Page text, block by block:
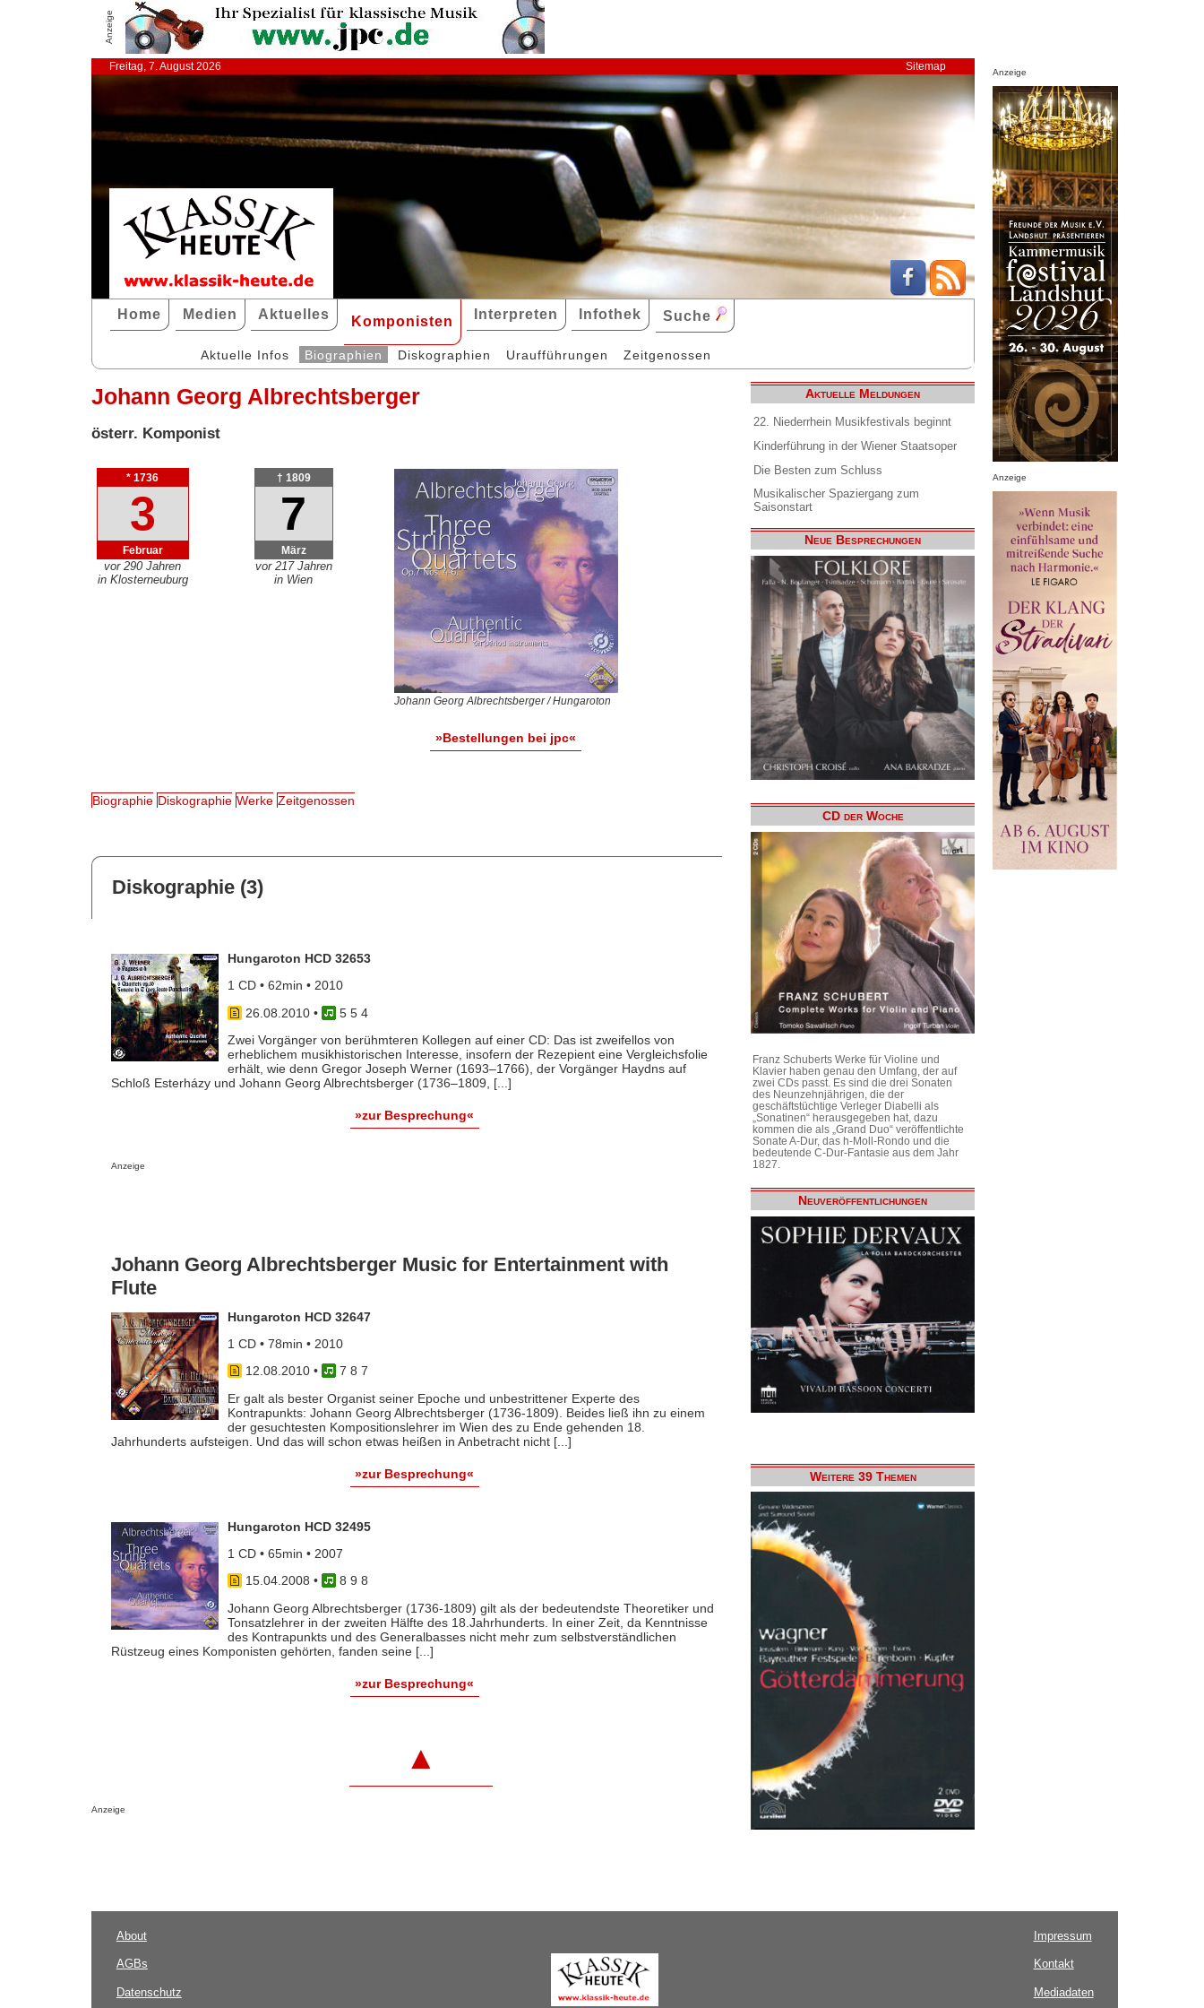
Anzeige
Freitag, 7. August 2026 Sitemap
Home Medien Aktuelles Komponisten Interpreten Infothek Suche
Aktuelle Infos Biographien Diskographien Uraufführungen Zeitgenossen
Johann Georg Albrechtsberger
österr. Komponist
* 1736
3
Februar
vor 290 Jahren
in Klosterneuburg
† 1809
7
März
vor 217 Jahren
in Wien
Johann Georg Albrechtsberger / Hungaroton
»Bestellungen bei jpc«
Biographie Diskographie Werke Zeitgenossen
Diskographie (3)
Hungaroton HCD 32653
1 CD • 62min • 2010
26.08.2010•
5 5 4
Zwei Vorgänger von berühmteren Kollegen auf einer CD: Das ist zweifellos von
erheblichem musikhistorischen Interesse, insofern der Rezepient eine Vergleichsfolie
erhält, wie denn Gregor Joseph Werner (1693–1766), der Vorgänger Haydns auf
Schloß Esterházy und Johann Georg Albrechtsberger (1736–1809, [...]
»zur Besprechung«
Anzeige
Johann Georg Albrechtsberger Music for Entertainment with
Flute
Hungaroton HCD 32647
1 CD • 78min • 2010
12.08.2010•
7 8 7
Er galt als bester Organist seiner Epoche und unbestrittener Experte des
Kontrapunkts: Johann Georg Albrechtsberger (1736-1809). Beides ließ ihn zu einem
der gesuchtesten Kompositionslehrer im Wien des zu Ende gehenden 18.
Jahrhunderts aufsteigen. Und das will schon etwas heißen in Anbetracht nicht [...]
»zur Besprechung«
Hungaroton HCD 32495
1 CD • 65min • 2007
15.04.2008 •
8 9 8
Johann Georg Albrechtsberger (1736-1809) gilt als der bedeutendste Theoretiker und
Tonsatzlehrer in der zweiten Hälfte des 18.Jahrhunderts. In einer Zeit, da Kenntnisse
des Kontrapunkts und des Generalbasses nicht mehr zum selbstverständlichen
Rüstzeug eines Komponisten gehörten, fanden seine [...]
»zur Besprechung«
▲
Anzeige
Aktuelle Meldungen
22. Niederrhein Musikfestivals beginnt
Kinderführung in der Wiener Staatsoper
Die Besten zum Schluss
Musikalischer Spaziergang zum
Saisonstart
Neue Besprechungen
CD der Woche
Franz Schuberts Werke für Violine und
Klavier haben genau den Umfang, der auf
zwei CDs passt. Es sind die drei Sonaten
des Neunzehnjährigen, die der
geschäftstüchtige Verleger Diabelli als
„Sonatinen“ herausgegeben hat, dazu
kommen die als „Grand Duo“ veröffentlichte
Sonate A-Dur, das h-Moll-Rondo und die
bedeutende C-Dur-Fantasie aus dem Jahr
1827.
Neuveröffentlichungen
Weitere 39 Themen
Anzeige
Anzeige
About
AGBs
Datenschutz
Impressum
Kontakt
Mediadaten